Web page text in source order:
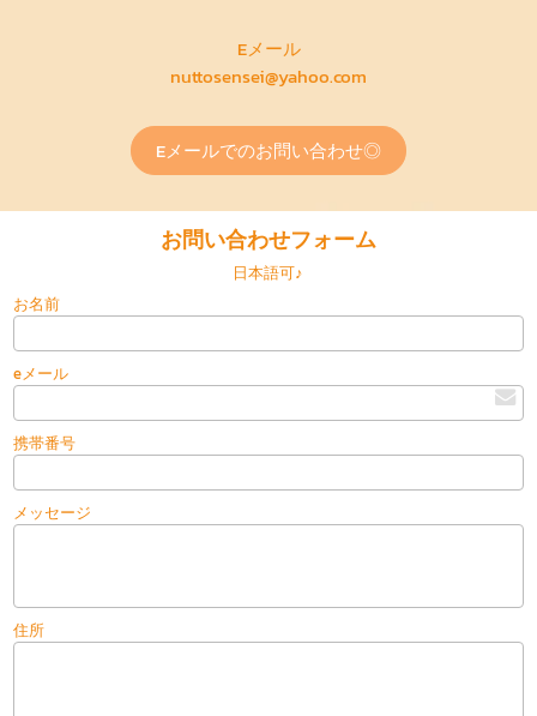
Eメール
nuttosensei@yahoo.com
Eメールでのお問い合わせ◎
お問い合わせフォーム
日本語可♪
お名前
eメール
携帯番号
メッセージ
住所